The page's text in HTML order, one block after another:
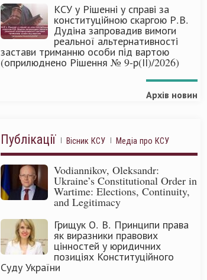
КСУ у Рішенні у справі за
конституційною скаргою Р.В.
Дудіна запровадив вимоги
реальної альтернативності
застави триманню особи під вартою
(оприлюднено Рішення № 9-р(ІІ)/2026)
Архів новин
Публікації Вісник КСУ Медіа про КСУ
Vodiannikov, Oleksandr:
Ukraine’s Constitutional Order in
Wartime: Elections, Continuity,
and Legitimacy
Грищук О. В. Принципи права
як виразники правових
цінностей у юридичних
позиціях Конституційного
Суду України